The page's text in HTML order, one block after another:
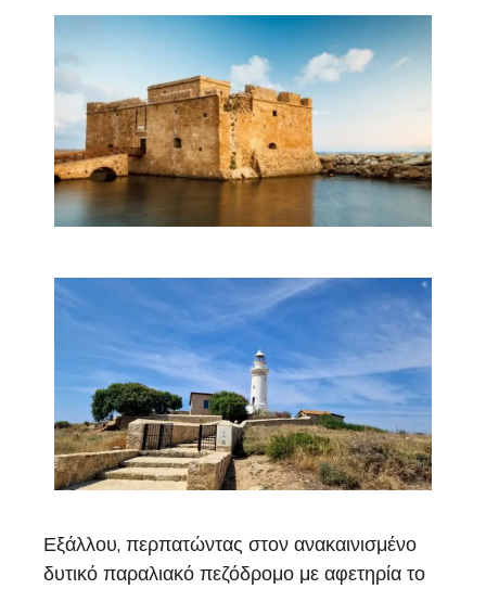
Εξάλλου, περπατώντας στον ανακαινισμένο
δυτικό παραλιακό πεζόδρομο με αφετηρία το